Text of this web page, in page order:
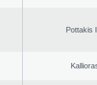
Pottakis